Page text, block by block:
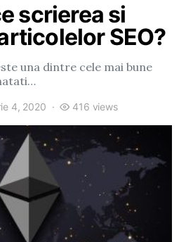
scrierea si
SEO?
una dintre cele mai bune
4, 2020 416 views